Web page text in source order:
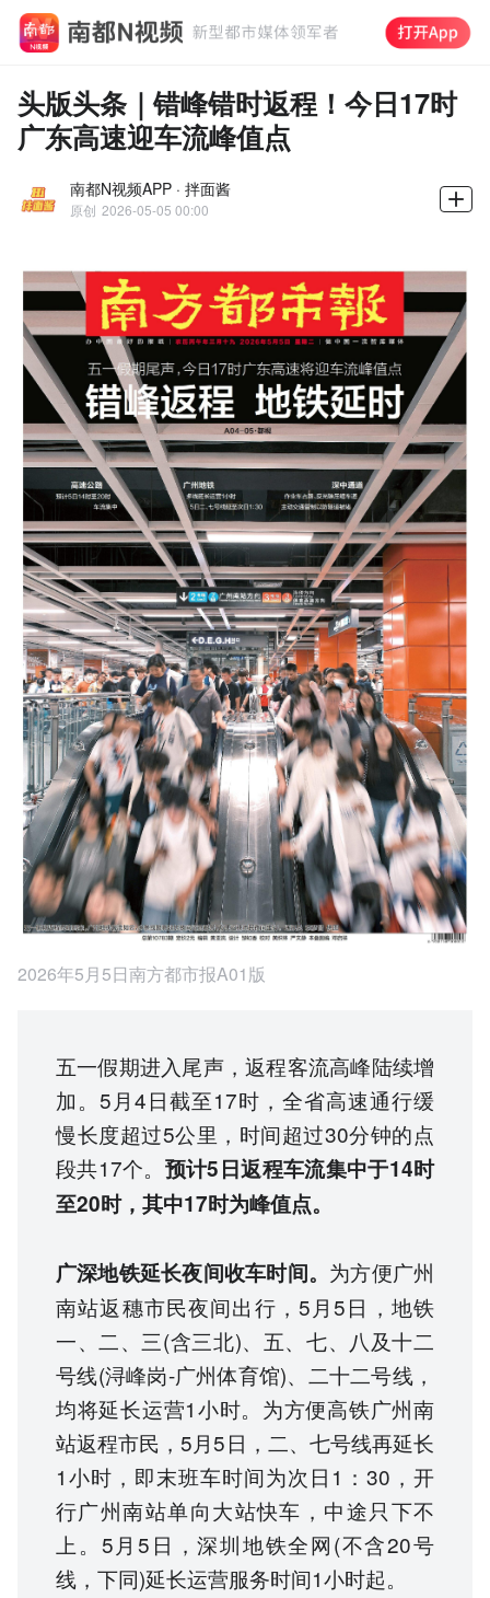
头版头条｜错峰错时返程！今日17时
广东高速迎车流峰值点
南都N视频APP · 拌面酱
原创 2026-05-05 00:00
2026年5月5日南方都市报A01版
五一假期进入尾声，返程客流高峰陆续增
加。5月4日截至17时，全省高速通行缓
慢长度超过5公里，时间超过30分钟的点
段共17个。 预计5日返程车流集中于14时
至20时，其中17时为峰值点。
广深地铁延长夜间收车时间。 为方便广州
南站返穗市民夜间出行，5月5日，地铁
一、二、三(含三北)、五、七、八及十二
号线(浔峰岗-广州体育馆)、二十二号线，
均将延长运营1小时。为方便高铁广州南
站返程市民，5月5日，二、七号线再延长
1小时，即末班车时间为次日1：30，开
行广州南站单向大站快车，中途只下不
上。5月5日，深圳地铁全网(不含20号
线，下同)延长运营服务时间1小时起。